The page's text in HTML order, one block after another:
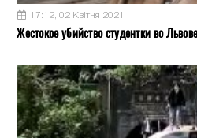
17:12, 02 Квітня 2021
Жестокое убийство студентки во